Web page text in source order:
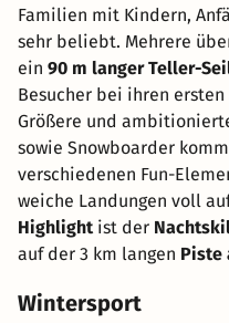
Familien mit Kindern,
sehr beliebt. Mehrere
ein 90 m langer Teller-
Besucher bei ihren ersten
Größere und
sowie Snowboarder
verschiedenen Fun-
weiche Landungen voll
Highlightist der
auf der 3 km langen Piste
Wintersport